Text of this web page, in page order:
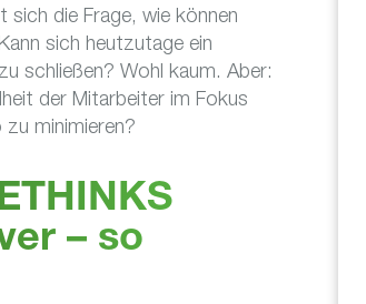
sich die Frage, wie können
sich heutzutage ein
schließen? Wohl kaum. Aber:
der Mitarbeiter im Fokus
minimieren?
– so